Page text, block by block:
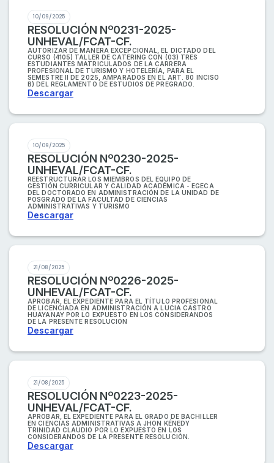
10/09/2025
RESOLUCIÓN Nº0231-2025-
UNHEVAL/FCAT-CF.
AUTORIZAR DE MANERA EXCEPCIONAL, EL DICTADO DEL
CURSO (4105) TALLER DE CATERING CON (03) TRES
ESTUDIANTES MATRICULADOS DE LA CARRERA
PROFESIONAL DE TURISMO Y HOTELERÍA, PARA EL
SEMESTRE II DE 2025, AMPARADOS EN EL ART. 80 INCISO
B) DEL REGLAMENTO DE ESTUDIOS DE PREGRADO.
Descargar
10/09/2025
RESOLUCIÓN Nº0230-2025-
UNHEVAL/FCAT-CF.
REESTRUCTURAR LOS MIEMBROS DEL EQUIPO DE
GESTIÓN CURRICULAR Y CALIDAD ACADÉMICA - EGECA
DEL DOCTORADO EN ADMINISTRACIÓN DE LA UNIDAD DE
POSGRADO DE LA FACULTAD DE CIENCIAS
ADMINISTRATIVAS Y TURISMO
Descargar
21/08/2025
RESOLUCIÓN Nº0226-2025-
UNHEVAL/FCAT-CF.
APROBAR, EL EXPEDIENTE PARA EL TÍTULO PROFESIONAL
DE LICENCIADA EN ADMINISTRACIÓN A LUCIA CASTRO
HUAYANAY POR LO EXPUESTO EN LOS CONSIDERANDOS
DE LA PRESENTE RESOLUCIÓN
Descargar
21/08/2025
RESOLUCIÓN Nº0223-2025-
UNHEVAL/FCAT-CF.
APROBAR, EL EXPEDIENTE PARA EL GRADO DE BACHILLER
EN CIENCIAS ADMINISTRATIVAS A JHON KÉNEDY
TRINIDAD CLAUDIO POR LO EXPUESTO EN LOS
CONSIDERANDOS DE LA PRESENTE RESOLUCIÓN.
Descargar